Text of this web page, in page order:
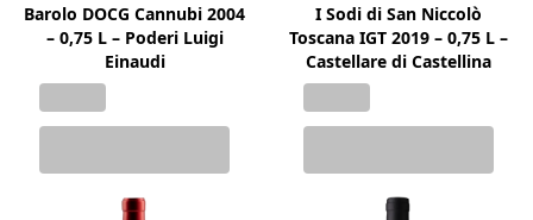
Barolo DOCG Cannubi 2004
– 0,75 L – Poderi Luigi
Einaudi
I Sodi di San Niccolò
Toscana IGT 2019 – 0,75 L –
Castellare di Castellina